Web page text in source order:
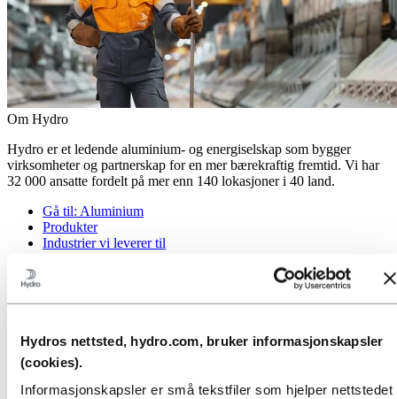
Hydros nettsted, hydro.com, bruker informasjonskapsler
(cookies).
Informasjonskapsler er små tekstfiler som hjelper nettstedet
Om Hydro
Hydro er et ledende aluminium- og energiselskap som bygger
virksomheter og partnerskap for en mer bærekraftig fremtid. Vi har
32 000 ansatte fordelt på mer enn 140 lokasjoner i 40 land.
Gå til: Aluminium
Produkter
Industrier vi leverer til
Gå til:Energi
Hydro Rein
Kraftproduksjon og markedsoperasjoner
Gå til:
Bærekraft